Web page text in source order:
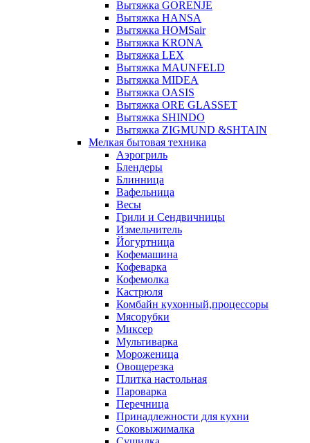
Вытяжка GORENJE
Вытяжка HANSA
Вытяжка HOMSair
Вытяжка KRONA
Вытяжка LEX
Вытяжка MAUNFELD
Вытяжка MIDEA
Вытяжка OASIS
Вытяжка ORE GLASSET
Вытяжка SHINDO
Вытяжка ZIGMUND &SHTAIN
Мелкая бытовая техника
Аэрогриль
Блендеры
Блинница
Вафельница
Весы
Грили и Сендвичницы
Измельчитель
Йогуртница
Кофемашина
Кофеварка
Кофемолка
Кастрюля
Комбайн кухонный,процессоры
Мясорубки
Миксер
Мультиварка
Мороженица
Овощерезка
Плитка настольная
Пароварка
Перечница
Принадлежности для кухни
Соковыжималка